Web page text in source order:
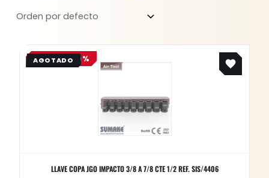
OFERTA -20%
LLAVE COPA JGO IMPACTO 3/8 A 7/8 CTE 1/2 REF. SIS/4406